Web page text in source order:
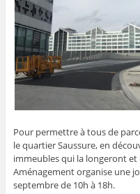
Pour permettre à tous de
le quartier Saussure, en
immeubles qui la longeront
Aménagement organise une
septembre de 10h à 18h.